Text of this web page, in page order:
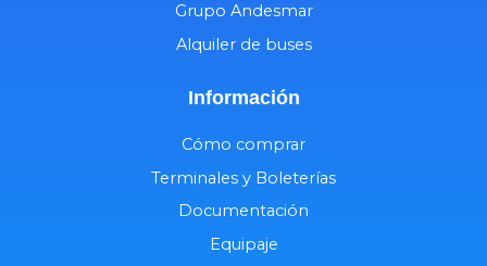
Grupo Andesmar
Alquiler de buses
Información
Cómo comprar
Terminales y Boleterías
Documentación
Equipaje